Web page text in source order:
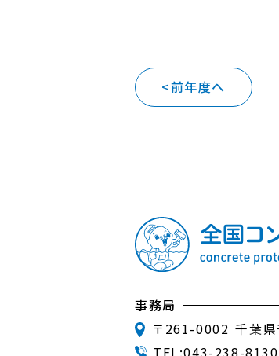
<前年度へ
事務局
〒261-0002 千葉
TEL:043-238-8130